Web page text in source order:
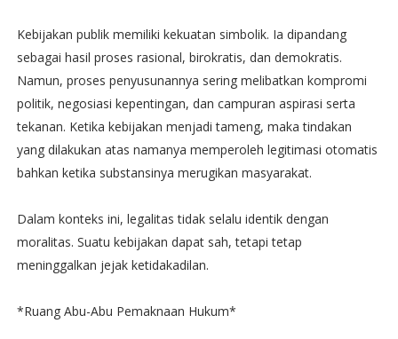
Kebijakan publik memiliki kekuatan simbolik. Ia dipandang
sebagai hasil proses rasional, birokratis, dan demokratis.
Namun, proses penyusunannya sering melibatkan kompromi
politik, negosiasi kepentingan, dan campuran aspirasi serta
tekanan. Ketika kebijakan menjadi tameng, maka tindakan
yang dilakukan atas namanya memperoleh legitimasi otomatis
bahkan ketika substansinya merugikan masyarakat.
Dalam konteks ini, legalitas tidak selalu identik dengan
moralitas. Suatu kebijakan dapat sah, tetapi tetap
meninggalkan jejak ketidakadilan.
*Ruang Abu-Abu Pemaknaan Hukum*